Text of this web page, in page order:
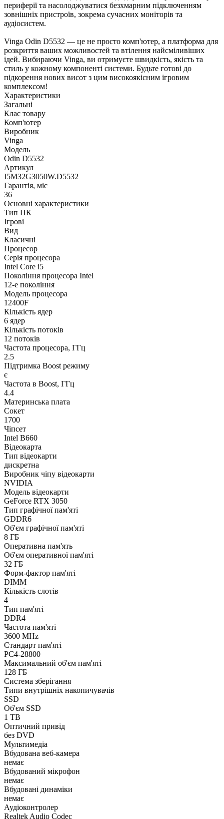
периферії та насолоджуватися безхмарним підключенням
зовнішніх пристроїв, зокрема сучасних моніторів та
аудіосистем.
Vinga Odin D5532 — це не просто комп'ютер, а платформа для
розкриття ваших можливостей та втілення найсміливіших
ідей. Вибираючи Vinga, ви отримуєте швидкість, якість та
стиль у кожному компоненті системи. Будьте готові до
підкорення нових висот з цим високоякісним ігровим
комплексом!
Характеристики
Загальні
Клас товару
Комп'ютер
Виробник
Vinga
Модель
Odin D5532
Артикул
I5M32G3050W.D5532
Гарантія, міс
36
Основні характеристики
Тип ПК
Ігрові
Вид
Класичні
Процесор
Серія процесора
Intel Core i5
Покоління процесора Intel
12-е покоління
Модель процесора
12400F
Кількість ядер
6 ядер
Кількість потоків
12 потоків
Частота процесора, ГГц
2.5
Підтримка Boost режиму
є
Частота в Boost, ГГц
4.4
Материнська плата
Сокет
1700
Чіпсет
Intel B660
Відеокарта
Тип відеокарти
дискретна
Виробник чіпу відеокарти
NVIDIA
Модель відеокарти
GeForce RTX 3050
Тип графічної пам'яті
GDDR6
Об'єм графічної пам'яті
8 ГБ
Оперативна пам'ять
Об'єм оперативної пам'яті
32 ГБ
Форм-фактор пам'яті
DIMM
Кількість слотів
4
Тип пам'яті
DDR4
Частота пам'яті
3600 MHz
Стандарт пам'яті
PC4-28800
Максимальний об'єм пам'яті
128 ГБ
Система зберігання
Типи внутрішніх накопичувачів
SSD
Об'єм SSD
1 TB
Оптичний привід
без DVD
Мультимедіа
Вбудована веб-камера
немає
Вбудований мікрофон
немає
Вбудовані динаміки
немає
Аудіоконтролер
Realtek Audio Codec